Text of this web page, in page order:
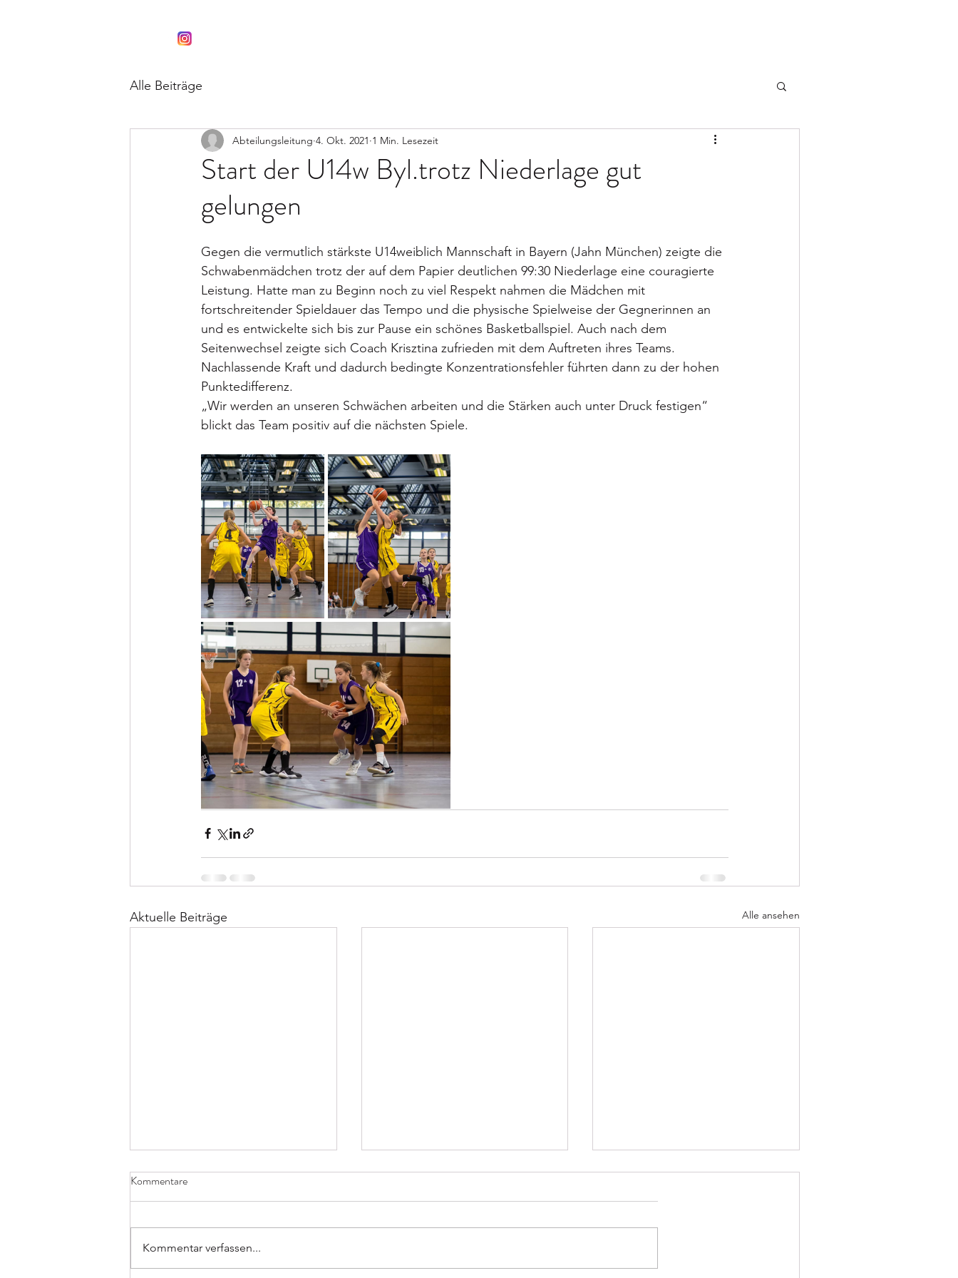
Alle Beiträge
Start der U14w Byl.trotz Niederlage gut
gelungen
Abteilungsleitung 4. Okt. 2021 1 Min. Lesezeit
Gegen die vermutlich stärkste U14weiblich Mannschaft in Bayern (Jahn München) zeigte die
Schwabenmädchen trotz der auf dem Papier deutlichen 99:30 Niederlage eine couragierte
Leistung. Hatte man zu Beginn noch zu viel Respekt nahmen die Mädchen mit
fortschreitender Spieldauer das Tempo und die physische Spielweise der Gegnerinnen an
und es entwickelte sich bis zur Pause ein schönes Basketballspiel. Auch nach dem
Seitenwechsel zeigte sich Coach Krisztina zufrieden mit dem Auftreten ihres Teams.
Nachlassende Kraft und dadurch bedingte Konzentrationsfehler führten dann zu der hohen
Punktedifferenz.
„Wir werden an unseren Schwächen arbeiten und die Stärken auch unter Druck festigen“
blickt das Team positiv auf die nächsten Spiele.
Aktuelle Beiträge Alle ansehen
Kommentare
Kommentar verfassen...